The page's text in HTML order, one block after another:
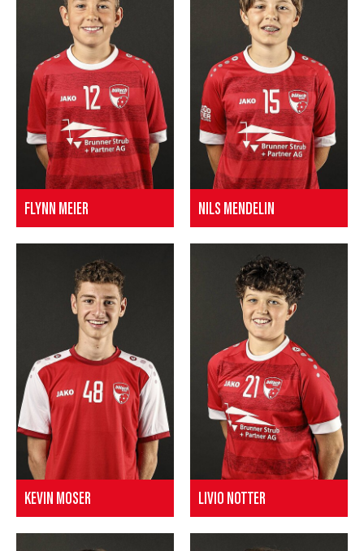
FLYNN MEIER NILS MENDELIN
KEVIN MOSER LIVIO NOTTER